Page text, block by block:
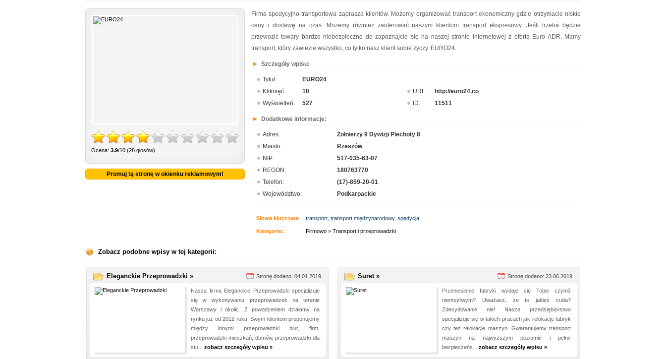
Ocena: 3.9/10 (28 głosów)
Promuj tą stronę w okienku reklamowym!
Firma spedycyjno-transportowa zaprasza klientów. Możemy organizować transport ekonomiczny gdzie otrzymacie niskie
ceny i dostawę na czas. Możemy również zaoferować naszym klientom transport ekspresowy. Jeśli trzeba będzie
przewozić towary bardzo niebezpieczne do zapoznajcie się na naszej stronie internetowej z ofertą Euro ADR. Mamy
transport, który zawiezie wszystko, co tylko nasz klient sobie życzy. EURO24.
Szczegóły wpisu:
Tytuł:
EURO24
Kliknięć:
10 URL:
http://euro24.co
Wyświetleń:
527 ID: 11511
Dodatkowe informacje:
Adres:
Żołnierzy 9 Dywizji Piechoty 8
Miasto:
Rzeszów
NIP:
517-035-63-07
REGON:
180763770
Telefon:
(17)-859-20-01
Województwo:
Podkarpackie
Słowa kluczowe: transport, transport międzynarodowy, spedycja
Kategorie: Firmowo » Transport i przeprowadzki
Zobacz podobne wpisy w tej kategorii:
Eleganckie Przeprowadzki » Stronę dodano: 04.01.2019
Nasza firma Eleganckie Przeprowadzki specjalizuje
się w wykonywaniu przeprowadzek na terenie
Warszawy i okolic. Z powodzeniem działamy na
rynku już od 2012 roku. Swym klientom proponujemy
między innymi przeprowadzki biur, firm,
przeprowadzki mieszkań, domów, przeprowadzki dla
stu... zobacz szczegóły wpisu »
Suret » Stronę dodano: 23.06.2019
Przeniesienie fabryki wydaje się Tobie czymś
niemożliwym? Uważasz, ze to jakieś cuda?
Zdecydowanie nie! Nasze przedsiębiorstwo
specjalizuje się w takich pracach jak relokacje fabryk
czy też relokacje maszyn. Gwarantujemy transport
maszyn na najwyższym poziomie i pełne
bezpieczeńs... zobacz szczegóły wpisu »